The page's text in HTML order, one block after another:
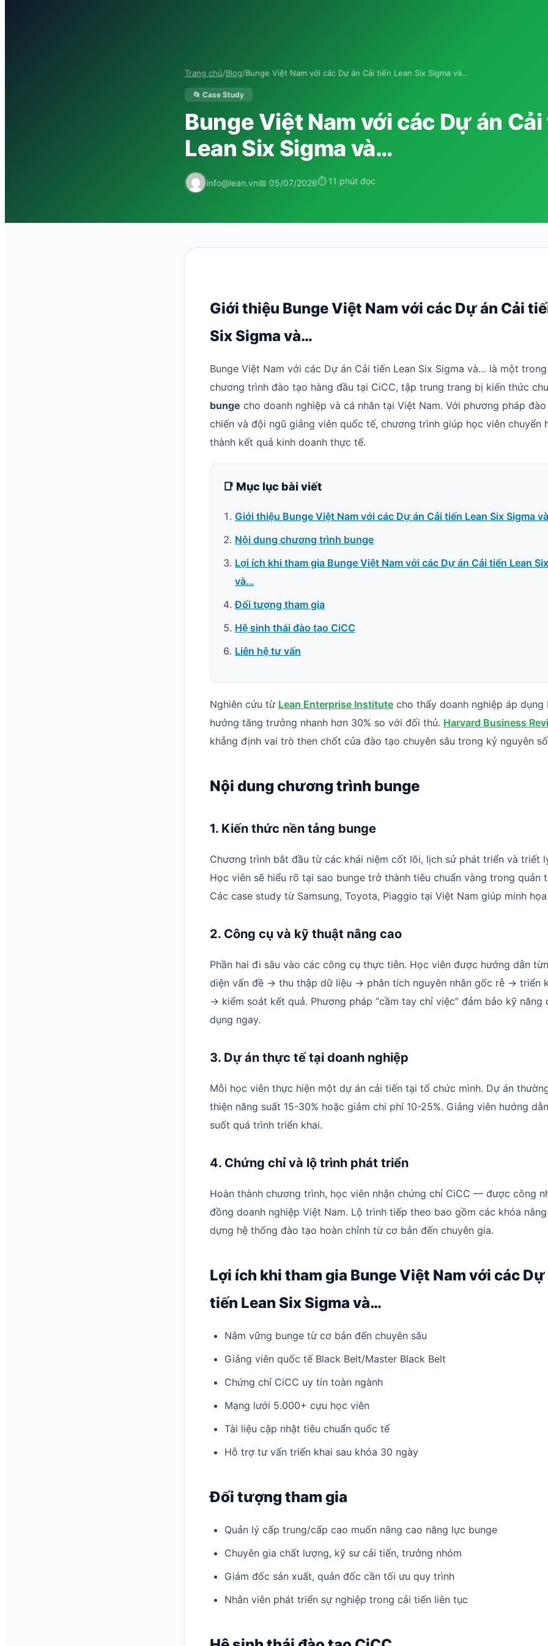
Trang chủ/Blog/Bunge Việt Nam với các Dự án Cải tiến Lean Six Sigma và…
📂 Case Study
Bunge Việt Nam với các Dự án
Lean Six Sigma và…
info@lean.vn📅 05/07/2026⏱ 11 phút đọc
Giới thiệu Bunge Việt Nam với các Dự án Cải
Six Sigma và…
Bunge Việt Nam với các Dự án Cải tiến Lean Six Sigma và… là một
chương trình đào tạo hàng đầu tại CiCC, tập trung trang bị kiến thức
bunge cho doanh nghiệp và cá nhân tại Việt Nam. Với phương pháp
chiến và đội ngũ giảng viên quốc tế, chương trình giúp học viên chuyển
thành kết quả kinh doanh thực tế.
📑 Mục lục bài viết
Giới thiệu Bunge Việt Nam với các Dự án Cải tiến Lean Six Sigma
Nội dung chương trình bunge
Lợi ích khi tham gia Bunge Việt Nam với các Dự án Cải tiến Lean
và…
Đối tượng tham gia
Hệ sinh thái đào tạo CiCC
Liên hệ tư vấn
Nghiên cứu từ Lean Enterprise Institute cho thấy doanh nghiệp áp dụng
hướng tăng trưởng nhanh hơn 30% so với đối thủ. Harvard Business
khẳng định vai trò then chốt của đào tạo chuyên sâu trong kỷ nguyên
Nội dung chương trình bunge
1. Kiến thức nền tảng bunge
Chương trình bắt đầu từ các khái niệm cốt lõi, lịch sử phát triển và triết
Học viên sẽ hiểu rõ tại sao bunge trở thành tiêu chuẩn vàng trong quản
Các case study từ Samsung, Toyota, Piaggio tại Việt Nam giúp minh
2. Công cụ và kỹ thuật nâng cao
Phần hai đi sâu vào các công cụ thực tiễn. Học viên được hướng dẫn
diện vấn đề → thu thập dữ liệu → phân tích nguyên nhân gốc rễ → triển
→ kiểm soát kết quả. Phương pháp “cầm tay chỉ việc” đảm bảo kỹ năng
dụng ngay.
3. Dự án thực tế tại doanh nghiệp
Mỗi học viên thực hiện một dự án cải tiến tại tổ chức mình. Dự án
thiện năng suất 15-30% hoặc giảm chi phí 10-25%. Giảng viên hướng
suốt quá trình triển khai.
4. Chứng chỉ và lộ trình phát triển
Hoàn thành chương trình, học viên nhận chứng chỉ CiCC — được công
đồng doanh nghiệp Việt Nam. Lộ trình tiếp theo bao gồm các khóa
dựng hệ thống đào tạo hoàn chỉnh từ cơ bản đến chuyên gia.
Lợi ích khi tham gia Bunge Việt Nam với các Dự
tiến Lean Six Sigma và…
Nắm vững bunge từ cơ bản đến chuyên sâu
Giảng viên quốc tế Black Belt/Master Black Belt
Chứng chỉ CiCC uy tín toàn ngành
Mạng lưới 5.000+ cựu học viên
Tài liệu cập nhật tiêu chuẩn quốc tế
Hỗ trợ tư vấn triển khai sau khóa 30 ngày
Đối tượng tham gia
Quản lý cấp trung/cấp cao muốn nâng cao năng lực bunge
Chuyên gia chất lượng, kỹ sư cải tiến, trưởng nhóm
Giám đốc sản xuất, quản đốc cần tối ưu quy trình
Nhân viên phát triển sự nghiệp trong cải tiến liên tục